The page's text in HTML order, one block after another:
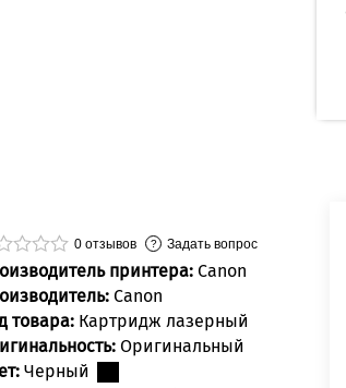
0 отзывов Задать вопрос
принтера: Canon
Canon
товара: Картридж лазерный
Оригинальный
Черный